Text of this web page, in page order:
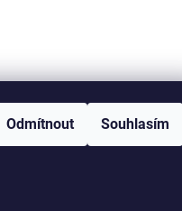
Odmítnout Souhlasím